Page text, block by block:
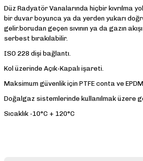
Düz Radyatör Vanalarında hiçbir kıvrılma
bir duvar boyunca ya da yerden yukarı
gelir.borudan geçen sıvının ya da gazın
serbest bırakılabilir.
ISO 228 dişi bağlantı.
Kol üzerinde Açık-Kapalı işareti.
Maksimum güvenlik için PTFE conta ve
Doğalgaz sistemlerinde kullanılmak üzere
Sıcaklık -10°C + 120°C